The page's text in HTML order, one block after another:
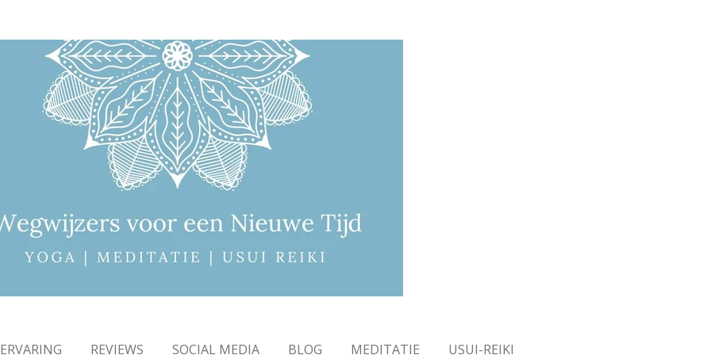
REVIEWS SOCIAL MEDIA BLOG MEDITATIE
USUI-REIKI